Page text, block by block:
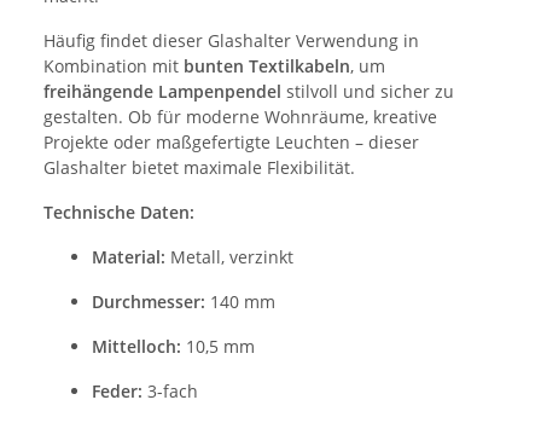
Häufig findet dieser Glashalter Verwendung in
Kombination mit bunten Textilkabeln, um
freihängende Lampenpendel stilvoll und sicher zu
gestalten. Ob für moderne Wohnräume, kreative
Projekte oder maßgefertigte Leuchten – dieser
Glashalter bietet maximale Flexibilität.
Technische Daten:
Material: Metall, verzinkt
Durchmesser: 140 mm
Mittelloch: 10,5 mm
Feder: 3-fach